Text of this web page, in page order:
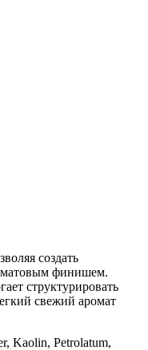
создать
матовым финишем.
структурировать
свежий аромат
Kaolin, Petrolatum,